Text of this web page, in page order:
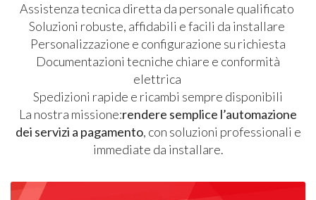
Assistenza tecnica diretta da personale qualificato
Soluzioni robuste, affidabili e facili da installare
Personalizzazione e configurazione su richiesta
Documentazioni tecniche chiare e conformità
elettrica
Spedizioni rapide e ricambi sempre disponibili
La nostra missione:rendere semplice l’automazione
dei servizi a pagamento, con soluzioni professionali e
immediate da installare.